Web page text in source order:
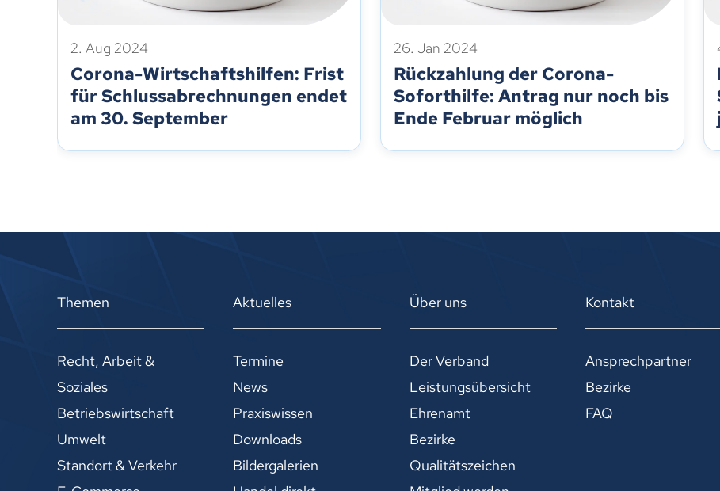
2. Aug 2024
Corona-Wirtschaftshilfen: Frist
für Schlussabrechnungen endet
am 30. September
26. Jan 2024
Rückzahlung der Corona-
Soforthilfe: Antrag nur noch bis
Ende Februar möglich
Themen
Recht, Arbeit &
Soziales
Betriebswirtschaft
Umwelt
Standort & Verkehr
Aktuelles
Termine
News
Praxiswissen
Downloads
Bildergalerien
Über uns
Der Verband
Leistungsübersicht
Ehrenamt
Bezirke
Qualitätszeichen
Kontakt
Ansprechpartner
Bezirke
FAQ